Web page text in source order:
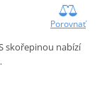
Porovnať
skořepinou nabízí